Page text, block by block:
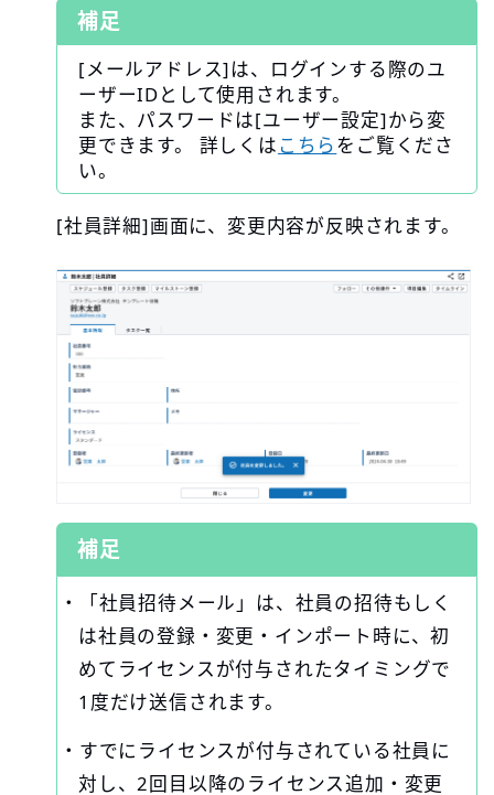
補足
[メールアドレス]は、ログインする際のユ
ーザーIDとして使用されます。
また、パスワードは[ユーザー設定]から変
更できます。 詳しくは こちらをご覧くださ
い。
[社員詳細]画面に、変更内容が反映されます。
補足
・「社員招待メール」は、社員の招待もしく
は社員の登録・変更・インポート時に、初
めてライセンスが付与されたタイミングで
1度だけ送信されます。
・すでにライセンスが付与されている社員に
対し、2回目以降のライセンス追加・変更